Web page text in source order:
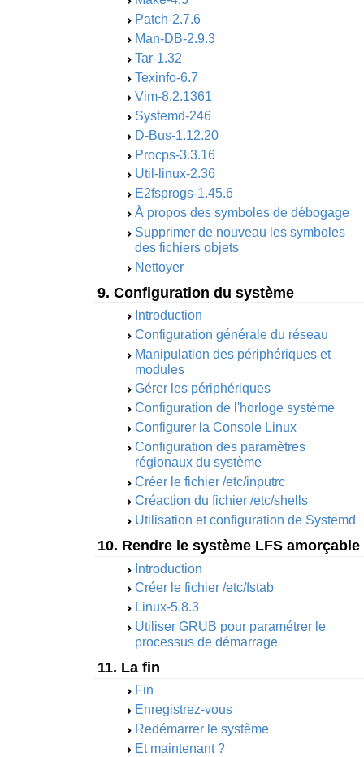
Patch-2.7.6
Man-DB-2.9.3
Tar-1.32
Texinfo-6.7
Vim-8.2.1361
Systemd-246
D-Bus-1.12.20
Procps-3.3.16
Util-linux-2.36
E2fsprogs-1.45.6
À propos des symboles de débogage
Supprimer de nouveau les symboles
des fichiers objets
Nettoyer
9. Configuration du système
Introduction
Configuration générale du réseau
Manipulation des périphériques et
modules
Gérer les périphériques
Configuration de l'horloge système
Configurer la Console Linux
Configuration des paramètres
régionaux du système
Créer le fichier /etc/inputrc
Créaction du fichier /etc/shells
Utilisation et configuration de Systemd
10. Rendre le système LFS amorçable
Introduction
Créer le fichier /etc/fstab
Linux-5.8.3
Utiliser GRUB pour paramétrer le
processus de démarrage
11. La fin
Fin
Enregistrez-vous
Redémarrer le système
Et maintenant ?